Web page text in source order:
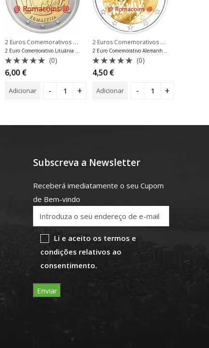
2 Euros Comemorativos Bélgica
2 Euros Comemorativos 2019 2 Euros Comemorativos Lituânia
2 Euro Comemorativo Lituânia 2019 Zemaitija
Avaliação
0
5
(0)
6,00 €
Adicionar
2 Euros Comemorativos 2019
2 Euro Comemorativo Alemanha 2019 Muro de Berlim Mint F
Avaliação
0
5
(0)
4,50 €
Adicionar
Subscreva a Newsletter
Receberá imediatamente o seu Cupom
de Bem-vindo
Li e aceito os termos e
condições relativos ao
consentimento.